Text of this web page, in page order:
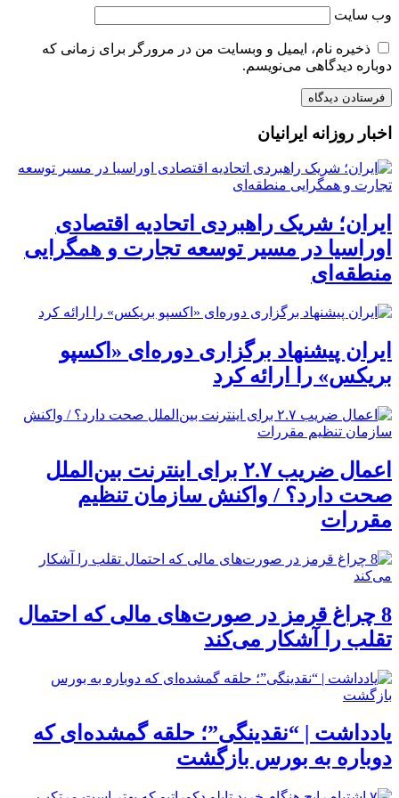
وب‌ سایت
ذخیره نام، ایمیل و وبسایت من در مرورگر برای زمانی که
دوباره دیدگاهی می‌نویسم.
اخبار روزانه ایرانیان
ایران؛ شریک راهبردی اتحادیه اقتصادی
اوراسیا در مسیر توسعه تجارت و همگرایی
منطقه‌ای
ایران پیشنهاد برگزاری دوره‌ای «اکسپو
بریکس» را ارائه کرد
اعمال ضریب ۲.۷ برای اینترنت بین‌الملل
صحت دارد؟ / واکنش سازمان تنظیم
مقررات
8 چراغ قرمز در صورت‌های مالی که احتمال
تقلب را آشکار می‌کند
یادداشت | “نقدینگی”؛ حلقه گمشده‌ای که
دوباره به بورس بازگشت